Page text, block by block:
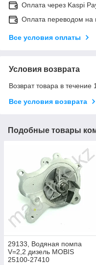
Оплата через Kaspi
Оплата переводом на
Все условия оплаты
Условия возврата
Возврат товара в течение
Все условия возврата
Подобные товары
29133, Водяная помпа
V=2,2 дизель MOBIS
25100-27410